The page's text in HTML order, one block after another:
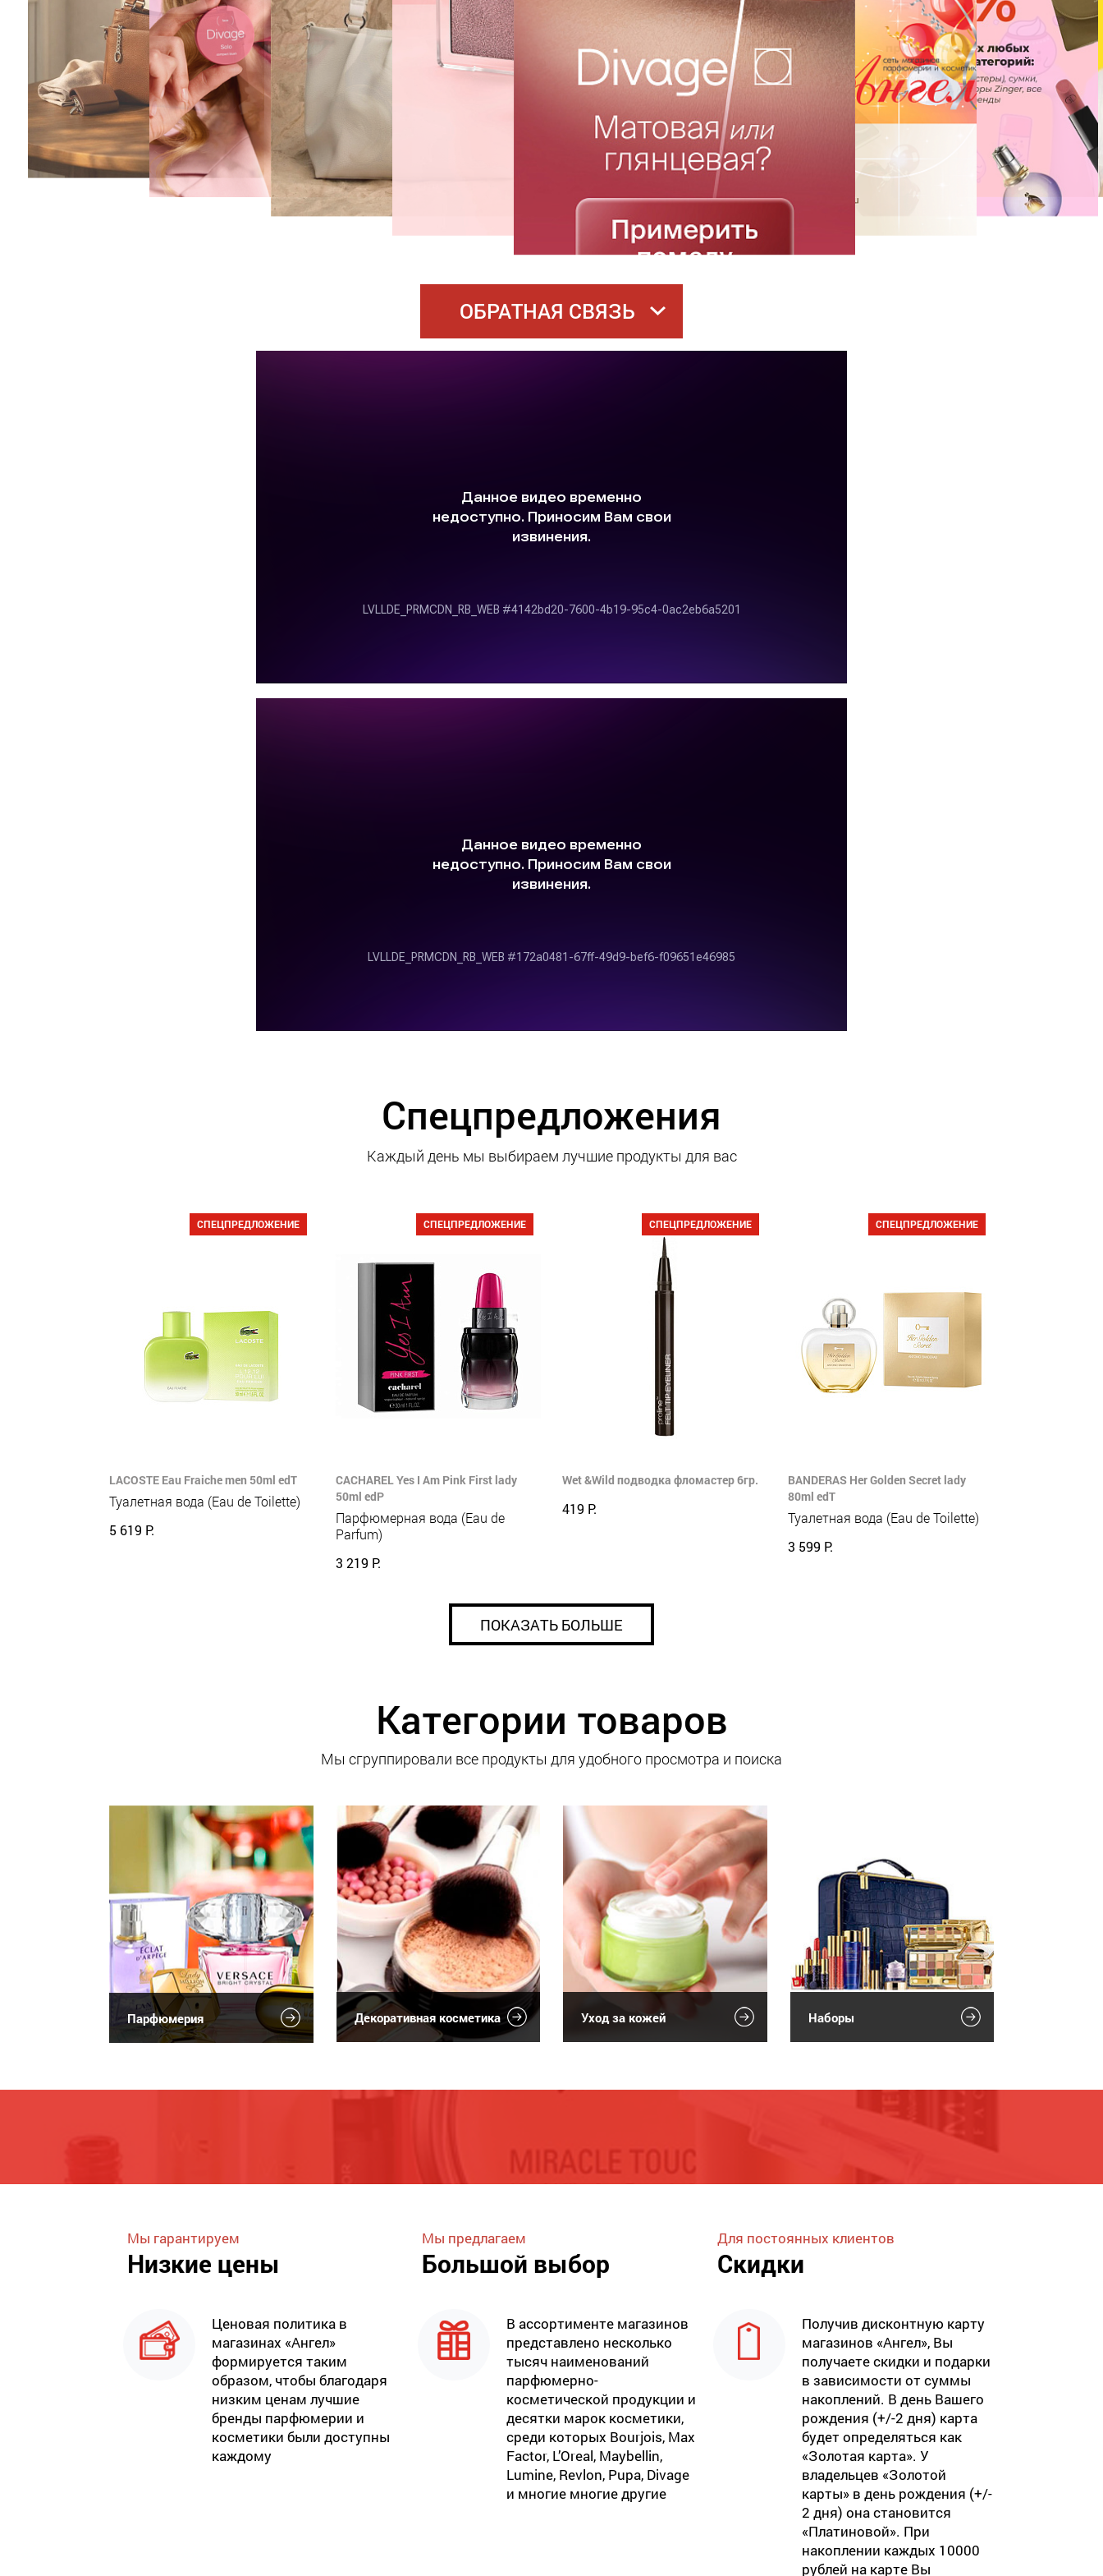
ОБРАТНАЯ СВЯЗЬ
Спецпредложения
Каждый день мы выбираем лучшие продукты для вас
СПЕЦПРЕДЛОЖЕНИЕ
LACOSTE Eau Fraiche men 50ml edT
Туалетная вода (Eau de Toilette)
5 619 Р.
СПЕЦПРЕДЛОЖЕНИЕ
CACHAREL Yes I Am Pink First lady
50ml edP
Парфюмерная вода (Eau de
Parfum)
3 219 Р.
СПЕЦПРЕДЛОЖЕНИЕ
Wet &Wild подводка фломастер 6гр.
419 Р.
СПЕЦПРЕДЛОЖЕНИЕ
BANDERAS Her Golden Secret lady
80ml edT
Туалетная вода (Eau de Toilette)
3 599 Р.
ПОКАЗАТЬ БОЛЬШЕ
Категории товаров
Мы сгруппировали все продукты для удобного просмотра и поиска
Парфюмерия Декоративная косметика Уход за кожей Наборы
Мы гарантируем
Низкие цены
Ценовая политика в
магазинах «Ангел»
формируется таким
образом, чтобы благодаря
низким ценам лучшие
бренды парфюмерии и
косметики были доступны
каждому
Мы предлагаем
Большой выбор
В ассортименте магазинов
представлено несколько
тысяч наименований
парфюмерно-
косметической продукции и
десятки марок косметики,
среди которых Bourjois, Max
Factor, L’Oreal, Maybellin,
Lumine, Revlon, Pupa, Divage
и многие многие другие
Для постоянных клиентов
Скидки
Получив дисконтную карту
магазинов «Ангел», Вы
получаете скидки и подарки
в зависимости от суммы
накоплений. В день Вашего
рождения (+/-2 дня) карта
будет определяться как
«Золотая карта». У
владельцев «Золотой
карты» в день рождения (+/-
2 дня) она становится
«Платиновой». При
накоплении каждых 10000
рублей на карте Вы